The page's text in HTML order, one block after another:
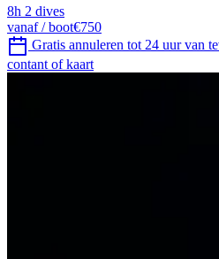
8h 2 dives
vanaf / boot€750
Gratis annuleren tot 24 uur van
contant of kaart